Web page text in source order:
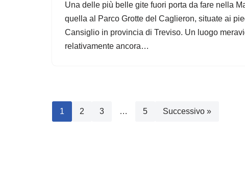
Una delle più belle gite fuori porta da fare nella
quella al Parco Grotte del Caglieron, situate ai
Cansiglio in provincia di Treviso. Un luogo
relativamente ancora…
1 2 3 … 5 Successivo »